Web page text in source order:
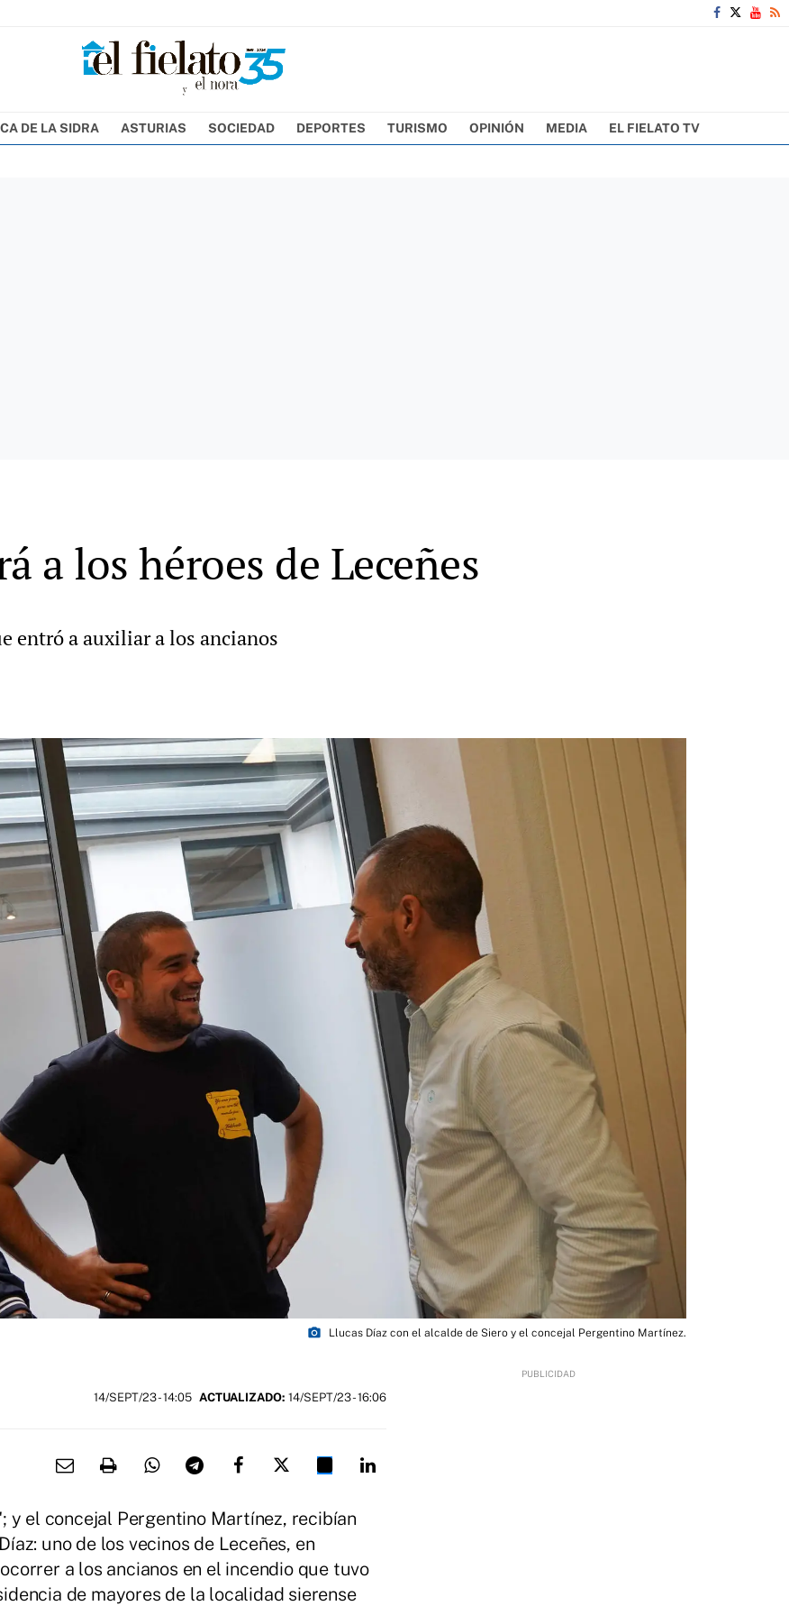
DE LA SIDRA ASTURIAS SOCIEDAD DEPORTES TURISMO OPINIÓN MEDIA EL FIELATO TV
a los héroes de Leceñes
entró a auxiliar a los ancianos
photo_camera Llucas Díaz con el alcalde de Siero y el concejal Pergentino Martínez.
14/SEPT/23- 14:05 ACTUALIZADO: 14/SEPT/23 - 16:06
y el concejal Pergentino Martínez, recibían
uno de los vecinos de Leceñes, en
a los ancianos en el incendio que tuvo
de mayores de la localidad sierense